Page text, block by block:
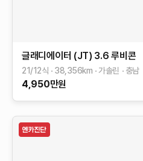
글래디에이터 (JT) 3.6 루비콘
21/12식 38,356km 가솔린 충남
4,950만원